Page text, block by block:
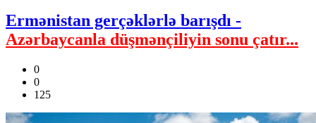
Ermənistan gerçəklərlə barışdı -
Azərbaycanla düşmənçiliyin sonu çatır...
0
0
125